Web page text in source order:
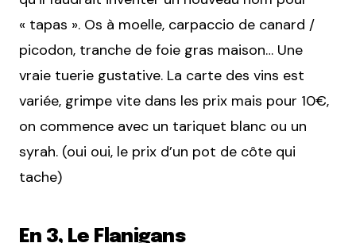
« tapas ». Os à moelle, carpaccio de canard /
picodon, tranche de foie gras maison… Une
vraie tuerie gustative. La carte des vins est
variée, grimpe vite dans les prix mais pour 10€,
on commence avec un tariquet blanc ou un
syrah. (oui oui, le prix d’un pot de côte qui
tache)
En 3, Le Flanigans